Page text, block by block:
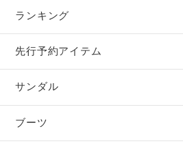
ランキング
先行予約アイテム
サンダル
ブーツ